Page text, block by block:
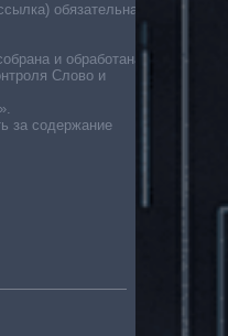
обязательна
и обработана
Слово и
за содержание